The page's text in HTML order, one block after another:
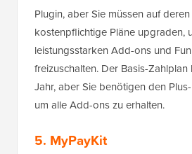
Plugin, aber Sie müssen auf
kostenpflichtige Pläne upgraden,
leistungsstarken Add-ons und
freizuschalten. Der Basis-
Jahr, aber Sie benötigen den
um alle Add-ons zu erhalten.
5. MyPayKit